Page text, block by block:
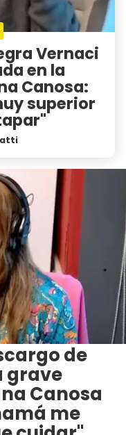
Vernaci
en la
Canosa:
superior
de
grave
Canosa
me